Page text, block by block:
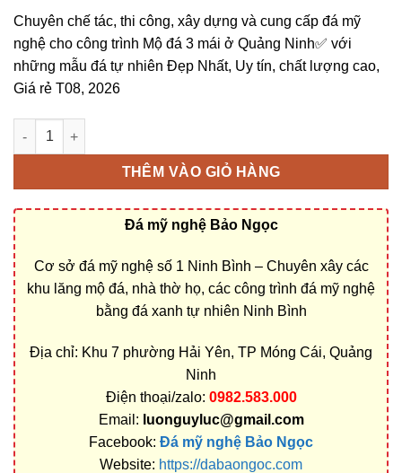
Chuyên chế tác, thi công, xây dựng và cung cấp đá mỹ
nghệ cho công trình Mộ đá 3 mái ở Quảng Ninh✅ với
những mẫu đá tự nhiên Đẹp Nhất, Uy tín, chất lượng cao,
Giá rẻ T08, 2026
Bán và xây dựng, làm Mộ đá 3 mái ở Quảng Ninh rẻ đẹp số
THÊM VÀO GIỎ HÀNG
Đá mỹ nghệ Bảo Ngọc
Cơ sở đá mỹ nghệ số 1 Ninh Bình – Chuyên xây các
khu lăng mộ đá, nhà thờ họ, các công trình đá mỹ nghệ
bằng đá xanh tự nhiên Ninh Bình
Địa chỉ: Khu 7 phường Hải Yên, TP Móng Cái, Quảng
Ninh
Điện thoại/zalo: 0982.583.000
Email: luonguyluc@gmail.com
Facebook: Đá mỹ nghệ Bảo Ngọc
Website: https://dabaongoc.com